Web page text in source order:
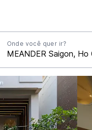
Onde você quer ir?